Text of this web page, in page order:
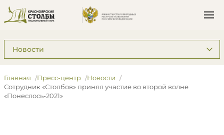
Подразделы: Пресс-центр
Главная Пресс-центр
Новости
Сотрудник «Столбов» принял участие во второй волне
«Понеслось-2021»